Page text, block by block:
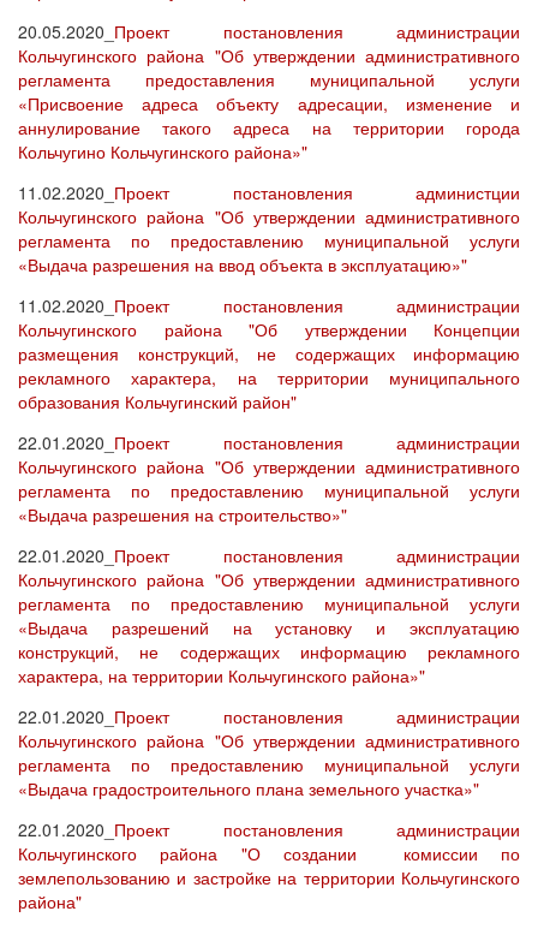
20.05.2020_ Проект постановления администрации
Кольчугинского района "Об утверждении административного
регламента предоставления муниципальной услуги
«Присвоение адреса объекту адресации, изменение и
аннулирование такого адреса на территории города
Кольчугино Кольчугинского района»"
11.02.2020_ Проект постановления администции
Кольчугинского района "Об утверждении административного
регламента по предоставлению муниципальной услуги
«Выдача разрешения на ввод объекта в эксплуатацию»"
11.02.2020_ Проект постановления администрации
Кольчугинского района "Об утверждении Концепции
размещения конструкций, не содержащих информацию
рекламного характера, на территории муниципального
образования Кольчугинский район"
22.01.2020_ Проект постановления администрации
Кольчугинского района "Об утверждении административного
регламента по предоставлению муниципальной услуги
«Выдача разрешения на строительство»"
22.01.2020_ Проект постановления администрации
Кольчугинского района "Об утверждении административного
регламента по предоставлению муниципальной услуги
«Выдача разрешений на установку и эксплуатацию
конструкций, не содержащих информацию рекламного
характера, на территории Кольчугинского района»"
22.01.2020_ Проект постановления администрации
Кольчугинского района "Об утверждении административного
регламента по предоставлению муниципальной услуги
«Выдача градостроительного плана земельного участка»"
22.01.2020_ Проект постановления администрации
Кольчугинского района "О создании комиссии по
землепользованию и застройке на территории Кольчугинского
района"